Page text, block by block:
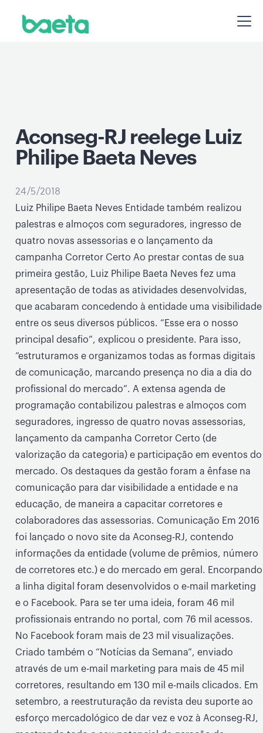
Aconseg-RJ reelege Luiz
Philipe Baeta Neves
24/5/2018
Luiz Philipe Baeta Neves Entidade também realizou
palestras e almoços com seguradores, ingresso de
quatro novas assessorias e o lançamento da
campanha Corretor Certo Ao prestar contas de sua
primeira gestão, Luiz Philipe Baeta Neves fez uma
apresentação de todas as atividades desenvolvidas,
que acabaram concedendo à entidade uma visibilidade
entre os seus diversos públicos. “Esse era o nosso
principal desafio”, explicou o presidente. Para isso,
“estruturamos e organizamos todas as formas digitais
de comunicação, marcando presença no dia a dia do
profissional do mercado”. A extensa agenda de
programação contabilizou palestras e almoços com
seguradores, ingresso de quatro novas assessorias,
lançamento da campanha Corretor Certo (de
valorização da categoria) e participação em eventos do
mercado. Os destaques da gestão foram a ênfase na
comunicação para dar visibilidade a entidade e na
educação, de maneira a capacitar corretores e
colaboradores das assessorias. Comunicação Em 2016
foi lançado o novo site da Aconseg-RJ, contendo
informações da entidade (volume de prêmios, número
de corretores etc.) e do mercado em geral. Encorpando
a linha digital foram desenvolvidos o e-mail marketing
e o Facebook. Para se ter uma ideia, foram 46 mil
profissionais entrando no portal, com 76 mil acessos.
No Facebook foram mais de 23 mil visualizações.
Criado também o “Notícias da Semana”, enviado
através de um e-mail marketing para mais de 45 mil
corretores, resultando em 130 mil e-mails clicados. Em
setembro, a reestruturação da revista deu suporte ao
esforço mercadológico de dar vez e voz à Aconseg-RJ,